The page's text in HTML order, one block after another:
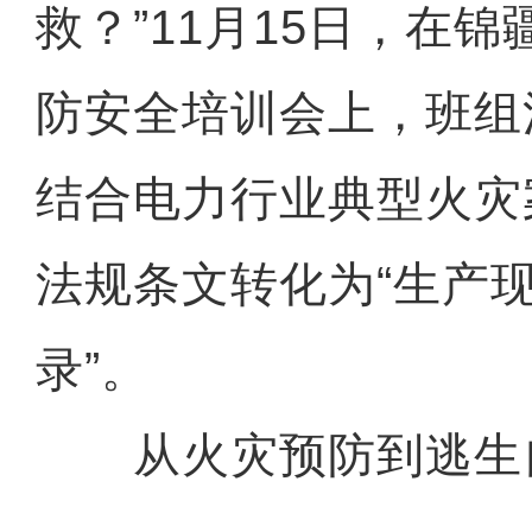
救？”11月15日，在锦
防安全培训会上，班
结合电力行业典型火
法规条文转化为“生产
录”。
从火灾预防到逃生